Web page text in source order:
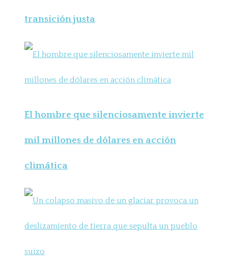
transición justa
El hombre que silenciosamente invierte
mil millones de dólares en acción
climática